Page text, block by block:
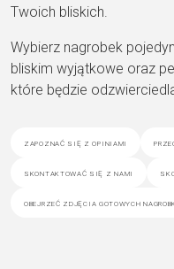
Twoich bliskich.
Wybierz nagrobek
bliskim wyjątkowe oraz
które będzie
zapoznać się z opiniami
skontaktować się z nami
obejrzeć zdjęcia gotowych